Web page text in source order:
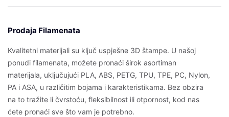
Prodaja Filamenata
Kvalitetni materijali su ključ uspješne 3D štampe. U našoj
ponudi filamenata, možete pronaći širok asortiman
materijala, uključujući PLA, ABS, PETG, TPU, TPE, PC, Nylon,
PA i ASA, u različitim bojama i karakteristikama. Bez obzira
na to tražite li čvrstoću, fleksibilnost ili otpornost, kod nas
ćete pronaći sve što vam je potrebno.